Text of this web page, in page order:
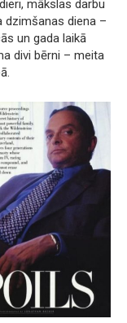
mākslas darbu
dzimšanas diena –
un gada laikā
divi bērni – meita